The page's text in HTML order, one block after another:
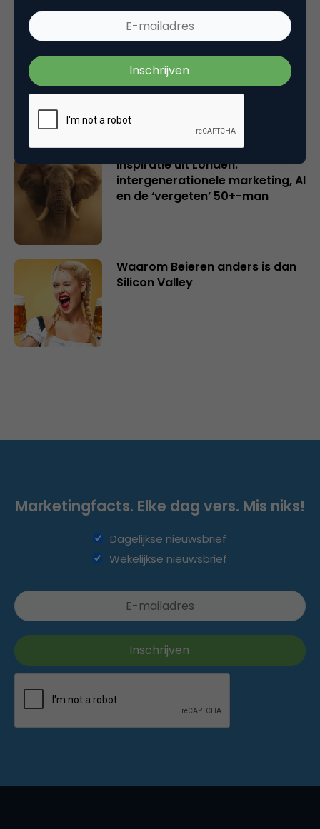
Creatieve sector als aanjager
van innovatie en ontsluiter en
verbinder van industrieën
ooit
Inspiratie uit Londen:
intergenerationele marketing, AI
en de ‘vergeten’ 50+-man
Waarom Beieren anders is dan
Silicon Valley
Marketingfacts. Elke dag vers. Mis niks!
Dagelijkse nieuwsbrief
Wekelijkse nieuwsbrief